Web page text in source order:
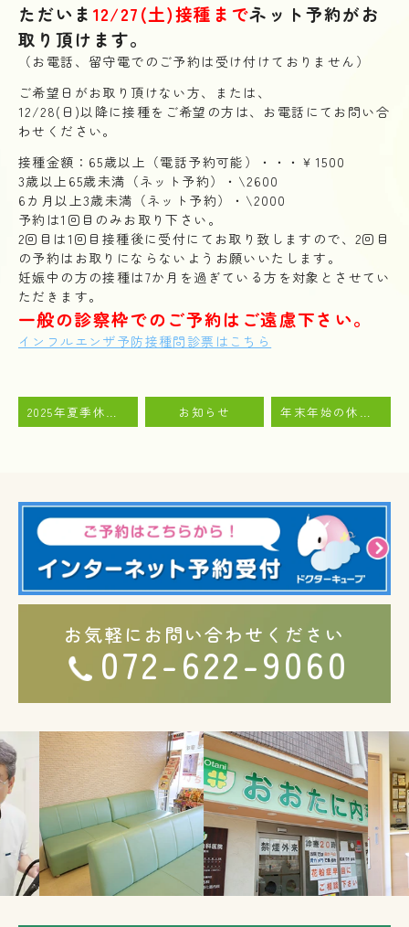
ただいま 12/27(土)接種までネット予約がお
取り頂けます。
（お電話、留守電でのご予約は受け付けておりません）
ご希望日がお取り頂けない方、または、
12/28(日)以降に接種をご希望の方は、お電話にてお問い合
わせください。
接種金額：65歳以上（電話予約可能）・・・￥1500
3歳以上65歳未満（ネット予約）・\2600
6カ月以上3歳未満（ネット予約）・\2000
予約は1回目のみお取り下さい。
2回目は1回目接種後に受付にてお取り致しますので、2回目
の予約はお取りにならないようお願いいたします。
妊娠中の方の接種は7か月を過ぎている方を対象とさせてい
ただきます。
一般の診察枠でのご予約はご遠慮下さい。
インフルエンザ予防接種問診票はこちら
2025年夏季休暇のお知らせ お知らせ 年末年始の休診日のお知らせ
お気軽にお問い合わせください
072-622-9060
Previous Next